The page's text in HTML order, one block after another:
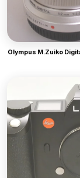
Olympus M.Zuiko